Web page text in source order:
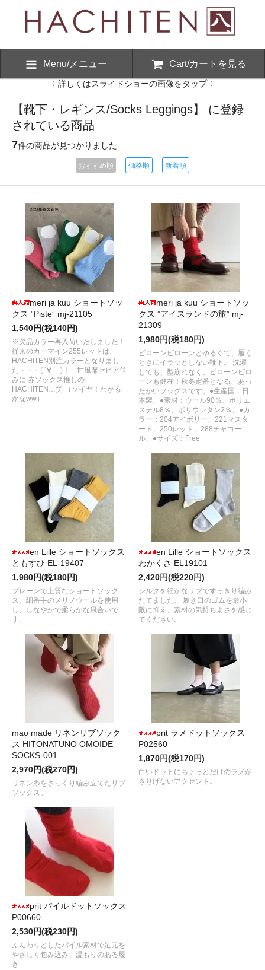
Menu/メニュー Cart/カートを見る
〈 詳しくはスライドショーの画像をタップ 〉
【靴下・レギンス/Socks Leggings】 に登録
されている商品
7件の商品が見つかりました
おすすめ順 価格順 新着順
meri ja kuu ショートソッ
クス ”Piste” mj-21105
1,540円(税140円)
※欠品カラー再入荷いたしました！
従来のカーマイン255レッドは、
HACHITEN別注カラーとなりまし
た・・・( ´∀｀ )！一世風靡セピア並
みに 赤ソックス推しの
HACHITEN…笑 （ソイヤ！わかる
かなww）
meri ja kuu ショートソッ
クス ”アイスランドの旅” mj-
21309
1,980円(税180円)
ビローンビローンとゆるくて、履く
ときにイラッとしない靴下。 洗濯
しても、型崩れなく、ビローンビロ
ーンも健在！秋冬定番となる、あっ
たかいソックスです。●生産国：日
本製、●素材：ウール90％、ポリエ
ステル8％、ポリウレタン2％、●カ
ラー：204アイボリー、221マスタ
ード、250レッド、288チャコー
ル、●サイズ：Free
en Lille ショートソックス
ともすひ EL-19407
1,980円(税180円)
プレーンで上質なショートソック
ス。細番手のメリノウールを使用
し、しなやかで柔らかな風合いで
す。
en Lille ショートソックス
わかくさ EL19101
2,420円(税220円)
シルクを細かなリブですっきり編み
たてました。 履き口のゴムを最小
限に抑え、素材の気持ちよさを感じ
てください。
mao made リネンリブソック
ス HITONATUNO OMOIDE
SOCKS-001
2,970円(税270円)
リネン糸をざっくり編み立てたリブ
ソックス。
prit ラメドットソックス
P02560
1,870円(税170円)
白いドットにちょっとだけのラメが
さりげないアクセント。
prit パイルドットソックス
P00660
2,530円(税230円)
ふんわりとしたパイル素材で足元を
やさしく包み込み、温もりのある履
き